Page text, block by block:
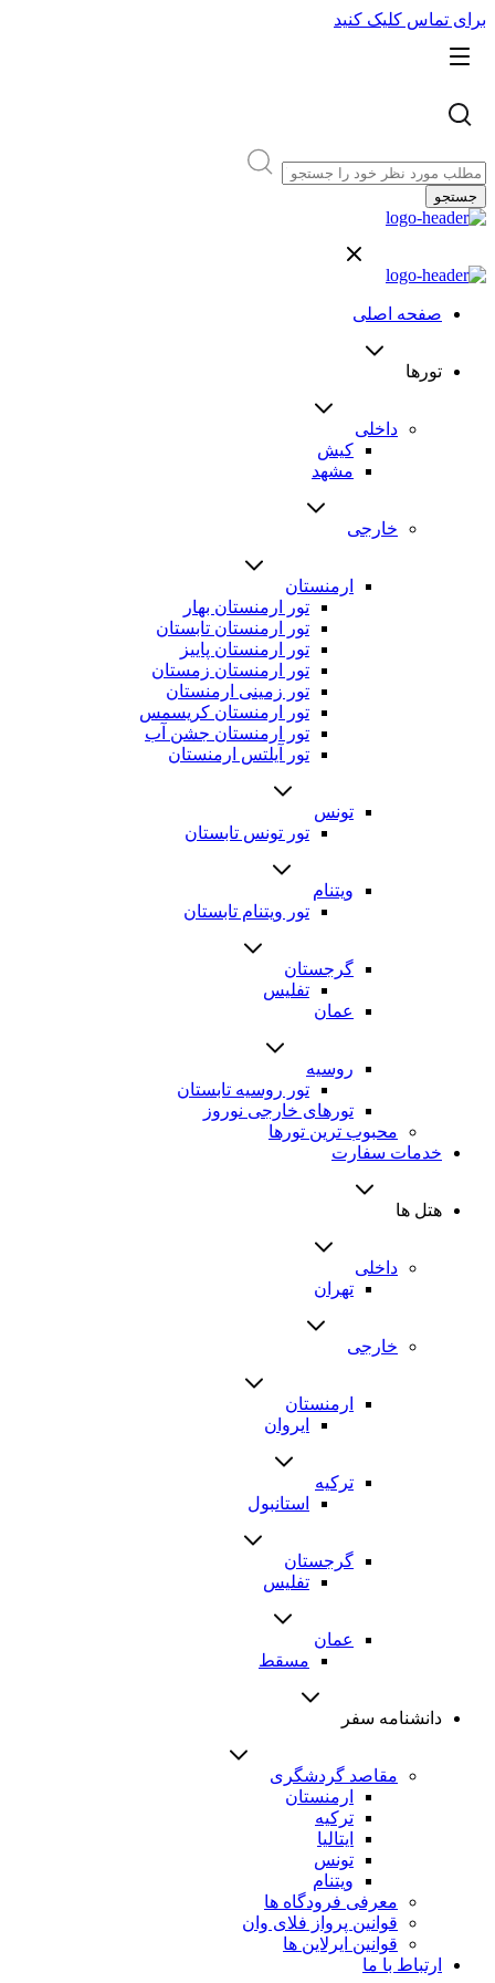
برای تماس کلیک کنید
جستجو
صفحه اصلی
تورها
داخلی
کیش
مشهد
خارجی
ارمنستان
تور ارمنستان بهار
تور ارمنستان تابستان
تور ارمنستان پاییز
تور ارمنستان زمستان
تور زمینی ارمنستان
تور ارمنستان کریسمس
تور ارمنستان جشن آب
تور آیلتس ارمنستان
تونس
تور تونس تابستان
ویتنام
تور ویتنام تابستان
گرجستان
تفلیس
عمان
روسیه
تور روسیه تابستان
تورهای خارجی نوروز
محبوب ترین تورها
خدمات سفارت
هتل ها
داخلی
تهران
خارجی
ارمنستان
ایروان
ترکیه
استانبول
گرجستان
تفلیس
عمان
مسقط
دانشنامه سفر
مقاصد گردشگری
ارمنستان
ترکیه
ایتالیا
تونس
ویتنام
معرفی فرودگاه ها
قوانین پرواز فلای وان
قوانین ایرلاین ها
ارتباط با ما